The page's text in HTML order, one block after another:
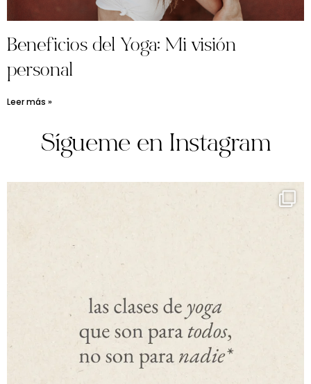
Beneficios del Yoga: Mi visión
personal
Leer más »
Sígueme en Instagram